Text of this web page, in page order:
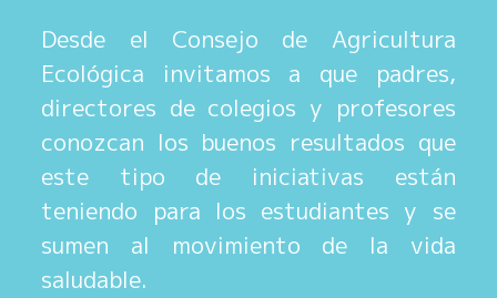
Desde el Consejo de Agricultura
Ecológica invitamos a que padres,
directores de colegios y profesores
conozcan los buenos resultados que
este tipo de iniciativas están
teniendo para los estudiantes y se
sumen al movimiento de la vida
saludable.